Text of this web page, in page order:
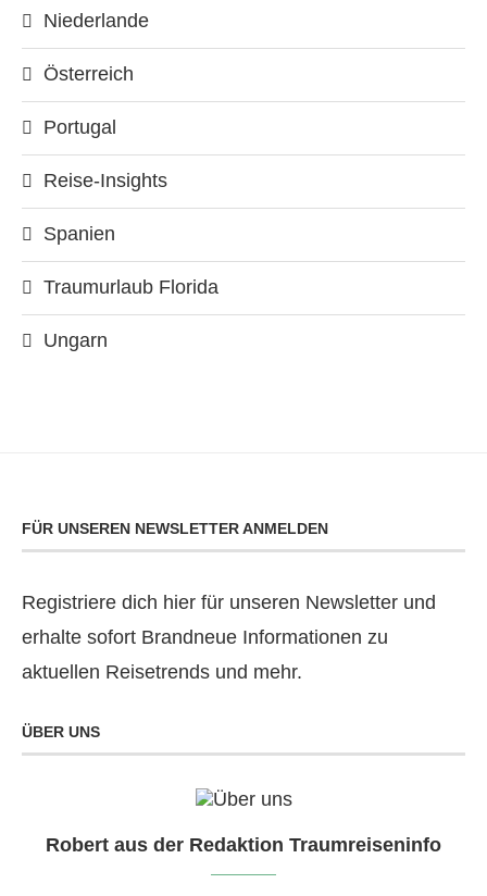
Niederlande
Österreich
Portugal
Reise-Insights
Spanien
Traumurlaub Florida
Ungarn
FÜR UNSEREN NEWSLETTER ANMELDEN
Registriere dich hier für unseren Newsletter und
erhalte sofort Brandneue Informationen zu
aktuellen Reisetrends und mehr.
ÜBER UNS
Robert aus der Redaktion Traumreiseninfo